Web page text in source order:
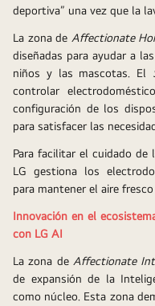
deportiva” una vez que la
La zona de Affectionate
diseñadas para ayudar a
niños y las mascotas. El
controlar
configuración de los
para satisfacer las
Para facilitar el cuidado de
LG gestiona los
para mantener el aire
Innovación en el
con LG AI
La zona de Affectionate
de expansión de la
como núcleo. Esta zona